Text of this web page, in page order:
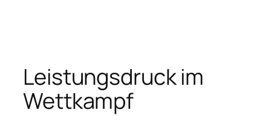
Leistungsdruck im
Wettkampf